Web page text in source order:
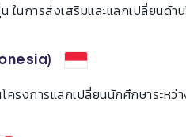
นการส่งเสริมและแลกเปลี่ยนด้า
รงการแลกเปลี่ยนนักศึกษาระหว่